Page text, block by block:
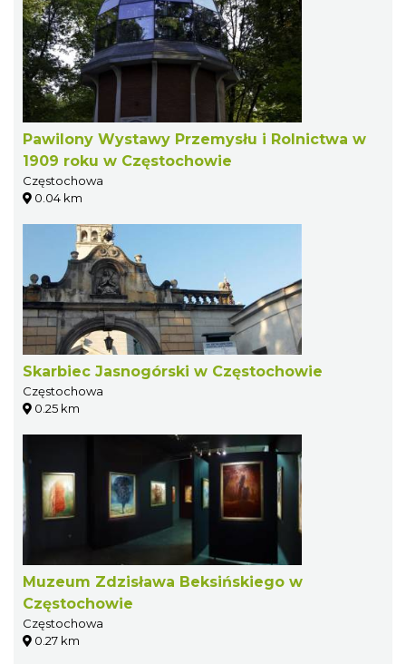
Pawilony Wystawy Przemysłu i Rolnictwa w
1909 roku w Częstochowie
Częstochowa
0.04 km
Skarbiec Jasnogórski w Częstochowie
Częstochowa
0.25 km
Muzeum Zdzisława Beksińskiego w
Częstochowie
Częstochowa
0.27 km